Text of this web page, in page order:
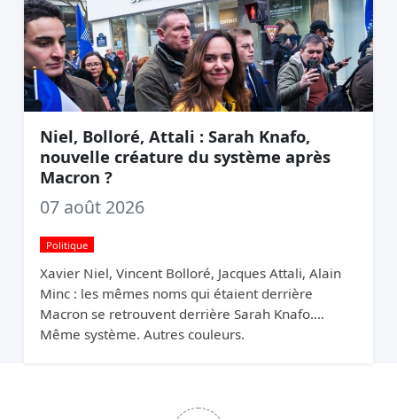
Niel, Bolloré, Attali : Sarah Knafo,
nouvelle créature du système après
Macron ?
07 août 2026
Politique
Xavier Niel, Vincent Bolloré, Jacques Attali, Alain
Minc : les mêmes noms qui étaient derrière
Macron se retrouvent derrière Sarah Knafo.
Même système. Autres couleurs.